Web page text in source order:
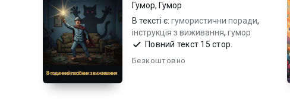
Гумор, Гумор
В тексті є: гумористични поради,
інструкція з виживання, гумор
Повний текст 15 стор.
Безкоштовно